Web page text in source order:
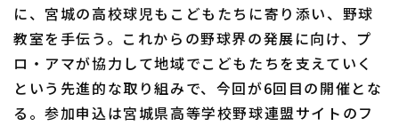
に、宮城の高校球児もこどもたちに寄り添い、野球
教室を手伝う。これからの野球界の発展に向け、プ
ロ・アマが協力して地域でこどもたちを支えていく
という先進的な取り組みで、今回が6回目の開催とな
る。参加申込は宮城県高等学校野球連盟サイトのフ